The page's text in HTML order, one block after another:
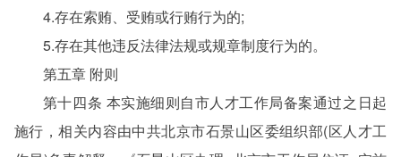
4.存在索贿、受贿或行贿行为的;
5.存在其他违反法律法规或规章制度行为的。
第五章 附则
第十四条 本实施细则自市人才工作局备案通过之日起
施行，相关内容由中共北京市石景山区委组织部(区人才工